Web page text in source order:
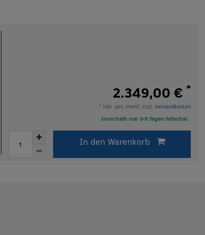
2.349,00 € *
* inkl. ges. MwSt. zzgl. Versandkosten
Innerhalb von 3-5 Tagen lieferbar.
In den Warenkorb